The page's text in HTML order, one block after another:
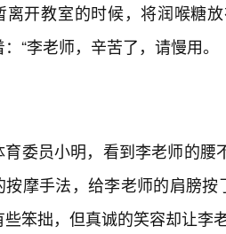
离开教室的时候，将润喉糖
“李老师，辛苦了，请慢用。
育委员小明，看到李老师的
按摩手法，给李老师的肩膀
些笨拙，但真诚的笑容却让李